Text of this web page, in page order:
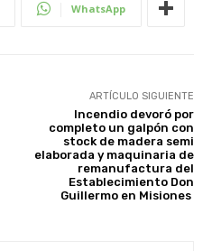
WhatsApp
ARTÍCULO SIGUIENTE
Incendio devoró por
completo un galpón con
stock de madera semi
elaborada y maquinaria de
remanufactura del
Establecimiento Don
Guillermo en Misiones